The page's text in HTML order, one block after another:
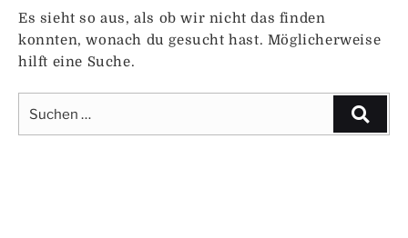
Es sieht so aus, als ob wir nicht das finden
konnten, wonach du gesucht hast. Möglicherweise
hilft eine Suche.
nach:
Suchen